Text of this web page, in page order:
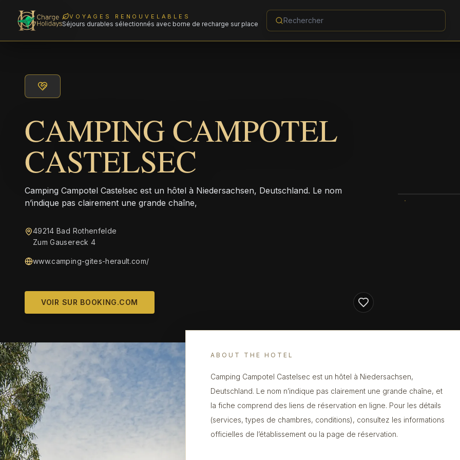
VOYAGES RENOUVELABLES
Séjours durables sélectionnés avec borne de recharge sur place
CAMPING CAMPOTEL
CASTELSEC
Camping Campotel Castelsec est un hôtel à Niedersachsen, Deutschland. Le nom
n’indique pas clairement une grande chaîne,
49214 Bad Rothenfelde
Zum Gausereck 4
www.camping-gites-herault.com/
VOIR SUR BOOKING.COM
ABOUT THE HOTEL
Camping Campotel Castelsec est un hôtel à Niedersachsen,
Deutschland. Le nom n’indique pas clairement une grande chaîne, et
la fiche comprend des liens de réservation en ligne. Pour les détails
(services, types de chambres, conditions), consultez les informations
officielles de l’établissement ou la page de réservation.